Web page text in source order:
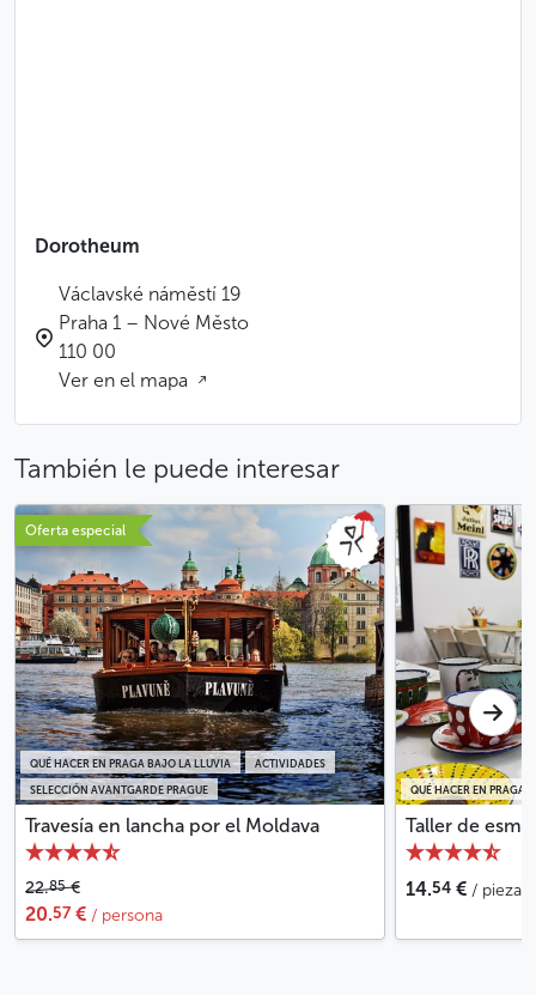
Dorotheum
Václavské náměstí 19
Praha 1 – Nové Město
110 00
Ver en el mapa
También le puede interesar
Oferta especial
SELECCIÓN AVANTGARDE PRAGUE
QUÉ HACER EN PRAGA BAJO LA LLUVIA ACTIVIDADES
Travesía en lancha por el Moldava
22.85€
20.57 € / persona
QUÉ HACER EN PRAGA
Taller de
14.54 € / pieza